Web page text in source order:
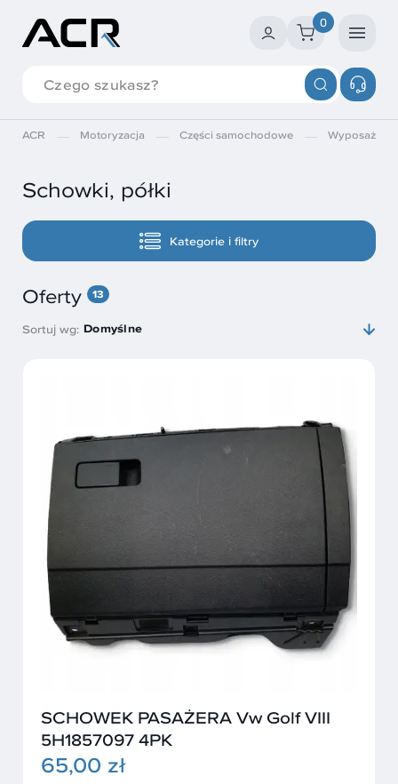
0
ACR Motoryzacja Części samochodowe
Schowki, półki
Kategorie i filtry
Oferty 13
Sortuj wg: Domyślne
SCHOWEK PASAŻERA Vw Golf VIII
5H1857097 4PK
65,00 zł